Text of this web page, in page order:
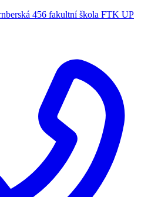
456 fakultní škola FTK UP